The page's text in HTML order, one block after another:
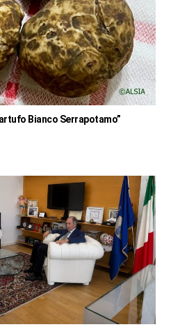
Bianco Serrapotamo”